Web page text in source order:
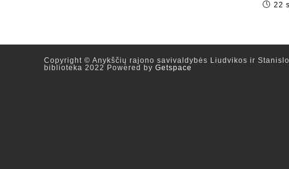
22
Copyright © Anykščių rajono savivaldybės Liudvikos ir
biblioteka 2022 Powered by Getspace